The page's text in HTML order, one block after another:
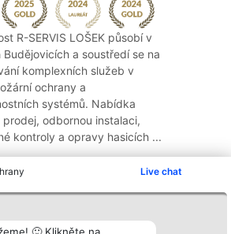
Live chat
R-SERVIS LOŠEK působí v
Budějovicích a soustředí se na
komplexních služeb v
ochrany a
systémů. Nabídka
prodej, odbornou instalaci,
kontroly a opravy hasicích ...
Plebiscyt Kontakt